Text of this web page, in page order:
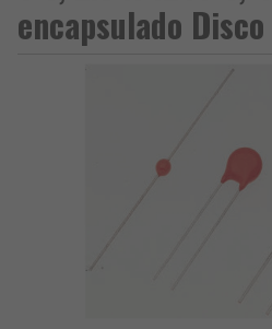
encapsulado